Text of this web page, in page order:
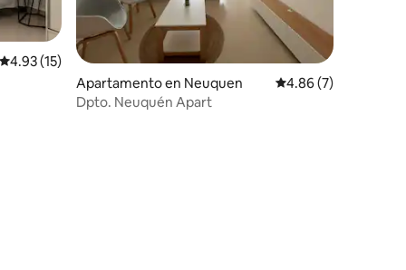
Calificación promedio: 4.93 de 5, 15 reseñas
4.93 (15)
Apartamento en Neuquen Calificación
4.86 (7)
Dpto. Neuquén Apart